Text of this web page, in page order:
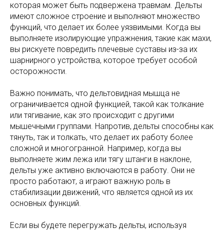
которая может быть подвержена травмам. Дельты
имеют сложное строение и выполняют множество
функций, что делает их более уязвимыми. Когда вы
выполняете изолирующие упражнения, такие как махи,
вы рискуете повредить плечевые суставы из-за их
шарнирного устройства, которое требует особой
осторожности.
Важно понимать, что дельтовидная мышца не
ограничивается одной функцией, такой как толкание
или тягивание, как это происходит с другими
мышечными группами. Напротив, дельты способны как
тянуть, так и толкать, что делает их работу более
сложной и многогранной. Например, когда вы
выполняете жим лежа или тягу штанги в наклоне,
дельты уже активно включаются в работу. Они не
просто работают, а играют важную роль в
стабилизации движений, что является одной из их
основных функций.
Если вы будете перегружать дельты, используя